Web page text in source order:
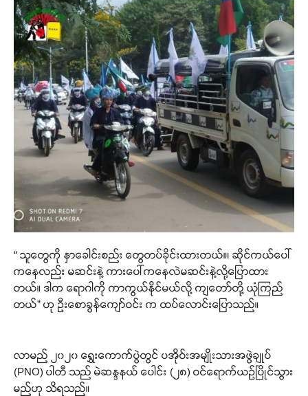
“ သူတွေကို နှာခေါင်းစည်း တွေတပ်ခိုင်းထားတယ်။၊ ဆိုင်ကယ်ပေါ်
ကနေလည်း မဆင်းနဲ့ ကားပေါ်ကနေလဲမဆင်းနဲ့လို့ပြောထား
တယ်။ ဒါက ရောဂါကို ကာကွယ်နိုင်မယ်လို့ ကျတော်တို့ ယုံကြည်
တယ်” ဟု ဦးစောခွန်ကျော်ဝင်း က ထပ်လောင်းပြောသည်။
လာမည် ၂၀၂၀ ရွှေးကောက်ပွဲတွင် ပအိုဝ်းအမျိုးသားအဖွဲချုပ်
(PNO) ပါတီ သည် မဲဆန္ဒနယ် ပေါင်း (၂၈) ဝင်ရောက်ယဉ်ပြိုင်သွား
မည်ဟု သိရသည်။